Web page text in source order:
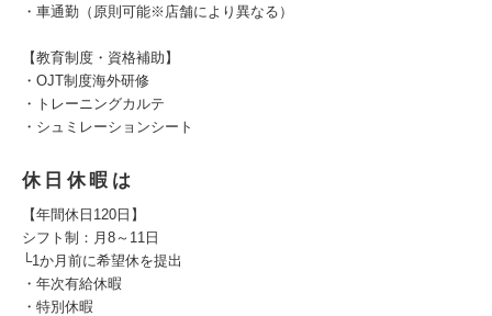
・車通勤（原則可能※店舗により異なる）
【教育制度・資格補助】
・OJT制度海外研修
・トレーニングカルテ
・シュミレーションシート
休日休暇は
【年間休日120日】
シフト制：月8～11日
└1か月前に希望休を提出
・年次有給休暇
・特別休暇